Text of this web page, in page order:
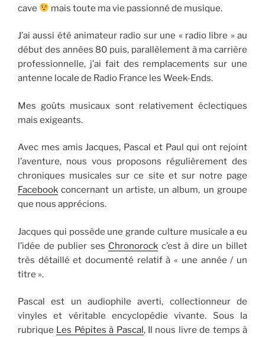
cave
mais toute ma vie passionné de musique.
J’ai aussi été animateur radio sur une « radio libre » au
début des années 80 puis, parallèlement à ma carrière
professionnelle, j’ai fait des remplacements sur une
antenne locale de Radio France les Week-Ends.
Mes goûts musicaux sont relativement éclectiques
mais exigeants.
Avec mes amis Jacques, Pascal et Paul qui ont rejoint
l’aventure, nous vous proposons régulièrement des
chroniques musicales sur ce site et sur notre page
Facebook concernant un artiste, un album, un groupe
que nous apprécions.
Jacques qui possède une grande culture musicale a eu
l’idée de publier ses Chronorock c’est à dire un billet
très détaillé et documenté relatif à « une année / un
titre ».
Pascal est un audiophile averti, collectionneur de
vinyles et véritable encyclopédie vivante. Sous la
rubrique Les Pépites à Pascal, Il nous livre de temps à